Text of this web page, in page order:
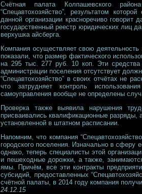
Счётная палата Колпашевского
“Спецавтохозяйство”, результатом
данной организации красноречиво
государственный реестр юридических лиц
верхушка айсберга.
Компания осуществляет свою деятельность
показали, что размер фактического
на 295 тыс. 277 руб. 10 коп. Эти
администрации поселения отсутствует
“Спецавтохозяйство” в своих отчётах не
что затрудняет контроль
самоуправления вообще не определены
Проверка также выявила нарушения
присваивались квалификационные разряды,
установленной в штатном расписании.
Напомним, что компания
городского поселения. Изначально в сферу
однако, теперь специалисты этой
и пешеходные дорожки, а также,
ямы. Причём, все эти контракты
субсидий, предоставленных
счётной палаты, в 2014 году компания
24.12.15